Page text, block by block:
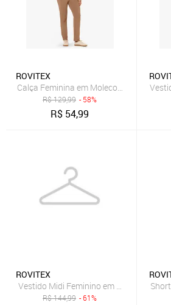
ROVITEX
Calça Feminina em Molecotton de
R$129,99 - 58%
R$ 54,99
ROVITEX
Vestido Midi Feminino em Ribana
R$144,99 - 61%